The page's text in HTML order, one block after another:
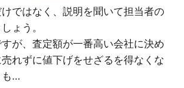
ではなく、説明を聞いて担当者の
ょう。
が、査定額が一番高い会社に決め
れずに値下げをせざるを得なくな
も…